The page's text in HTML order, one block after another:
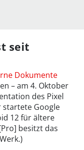
seit
Dokumente
– am 4. Oktober
des Pixel
startete Google
12 für ältere
besitzt das